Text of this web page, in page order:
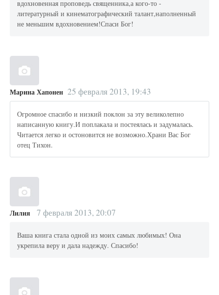
вдохновенная проповедь священника,а кого-то -
литературный и кинематографический талант,наполненный
не меньшим вдохновением!Спаси Бог!
Марина Хапонен 25 февраля 2013, 19:43
Огромное спасибо и низкий поклон за эту великолепно
написанную книгу.И поплакала и постеялась и задумалась.
Читается легко и остоновится не возможно.Храни Вас Бог
отец Тихон.
Лилия 7 февраля 2013, 20:07
Ваша книга стала одной из моих самых любимых! Она
укрепила веру и дала надежду. Спасибо!